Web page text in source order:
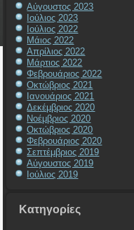
Αύγουστος 2023
Ιούλιος 2023
Ιούλιος 2022
Μάιος 2022
Απρίλιος 2022
Μάρτιος 2022
Φεβρουάριος 2022
Οκτώβριος 2021
Ιανουάριος 2021
Δεκέμβριος 2020
Νοέμβριος 2020
Οκτώβριος 2020
Φεβρουάριος 2020
Σεπτέμβριος 2019
Αύγουστος 2019
Ιούλιος 2019
Kατηγορίες